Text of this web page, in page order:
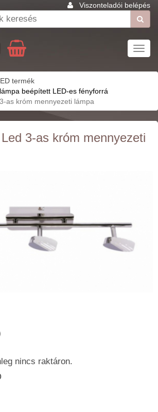
Viszonteladói belépés
termék
beépített LED-es fényforrá
as króm mennyezeti lámpa
3-as króm mennyezeti
nincs raktáron.